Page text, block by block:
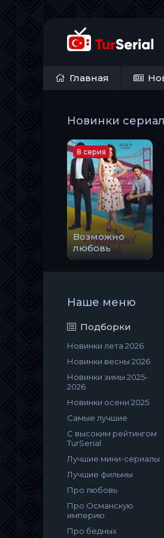
Главная
Новинки
Возможно
любовь
8 серия
Наше меню
Подборки
Новинки лета 2026
Новинки весны 2026
Новинки зимы 2025-
2026
Новинки осени 2025
Самые лучшие
С высоким рейтингом
TurSerial
Лучшие мини-сериалы
Лучшие фильмы
Про любовь
Про Османскую
империю
Про бедных